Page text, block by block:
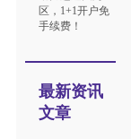
区，1+1开户免
手续费！
最新资讯
文章